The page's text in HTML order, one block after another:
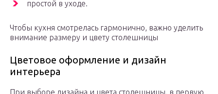
простой в уходе.
Чтобы кухня смотрелась гармонично, важно уделить
внимание размеру и цвету столешницы
Цветовое оформление и дизайн
интерьера
При выборе дизайна и цвета столешницы, в первую